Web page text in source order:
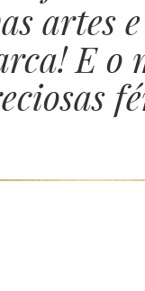
artes
E o